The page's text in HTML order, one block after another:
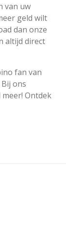
van uw
geld wilt
dan onze
altijd direct
fan van
ons
Ontdek